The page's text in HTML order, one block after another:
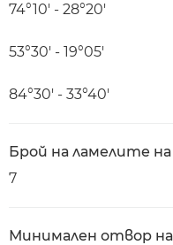
74°10′ - 28°20′
53°30′ - 19°05′
84°30′ - 33°40′
Брой на ламелите
7
Минимален отвор